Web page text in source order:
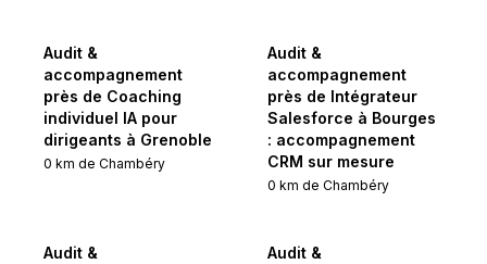
Audit &
accompagnement
près de Coaching
individuel IA pour
dirigeants à Grenoble
0 km de Chambéry
Audit &
accompagnement
près de Intégrateur
Salesforce à Bourges
: accompagnement
CRM sur mesure
0 km de Chambéry
Audit &
Audit &